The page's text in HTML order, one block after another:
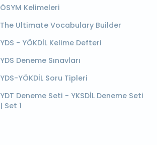
ÖSYM Kelimeleri
The Ultimate Vocabulary Builder
YDS - YÖKDİL Kelime Defteri
YDS Deneme Sınavları
YDS-YÖKDİL Soru Tipleri
YDT Deneme Seti - YKSDİL Deneme Seti
| Set 1